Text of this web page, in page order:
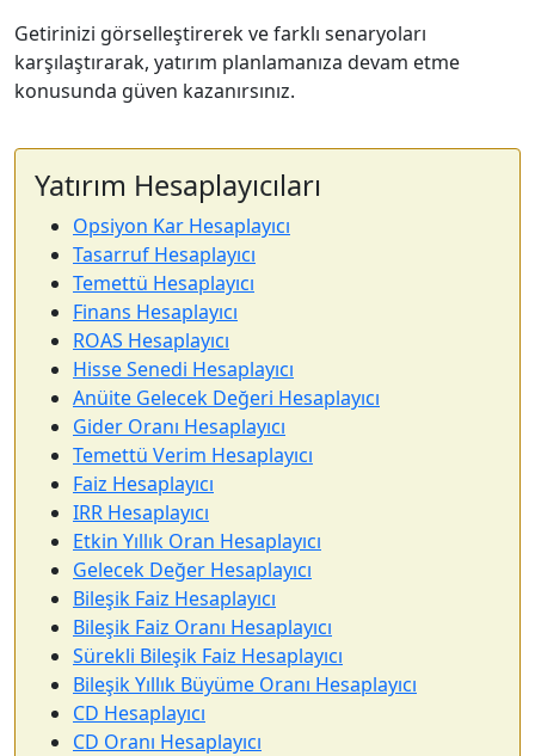
Getirinizi görselleştirerek ve farklı senaryoları
karşılaştırarak, yatırım planlamanıza devam etme
konusunda güven kazanırsınız.
Yatırım Hesaplayıcıları
Opsiyon Kar Hesaplayıcı
Tasarruf Hesaplayıcı
Temettü Hesaplayıcı
Finans Hesaplayıcı
ROAS Hesaplayıcı
Hisse Senedi Hesaplayıcı
Anüite Gelecek Değeri Hesaplayıcı
Gider Oranı Hesaplayıcı
Temettü Verim Hesaplayıcı
Faiz Hesaplayıcı
IRR Hesaplayıcı
Etkin Yıllık Oran Hesaplayıcı
Gelecek Değer Hesaplayıcı
Bileşik Faiz Hesaplayıcı
Bileşik Faiz Oranı Hesaplayıcı
Sürekli Bileşik Faiz Hesaplayıcı
Bileşik Yıllık Büyüme Oranı Hesaplayıcı
CD Hesaplayıcı
CD Oranı Hesaplayıcı